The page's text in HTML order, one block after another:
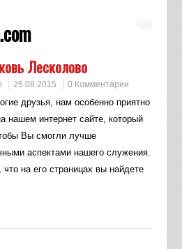
Лесколово
25.08.2015 0 Комментарии
друзья, нам особенно приятно
нашем интернет сайте, который
Вы смогли лучше
аспектами нашего служения.
на его страницах вы найдете